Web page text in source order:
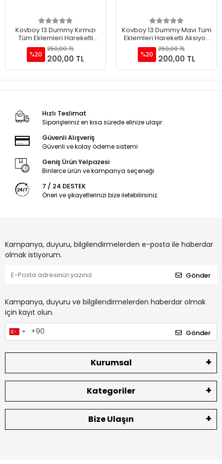
Sepete Ekle
Kovboy 13 Dummy Kırmızı
Tüm Eklemleri Hareketli
Aksiyon Figürü Oyuncak
%20
250,00 TL
200,00 TL
Sepete Ekle
Kovboy 13 Dummy Mavi Tüm
Eklemleri Hareketli Aksiyon
Figürü Oyuncak
%20
250,00 TL
200,00 TL
Hızlı Teslimat
Siparişleriniz en kısa sürede elinize ulaşır.
Güvenli Alışveriş
Güvenli ve kolay ödeme sistemi
Geniş Ürün Yelpazesi
Binlerce ürün ve kampanya seçeneği
7 / 24 DESTEK
Öneri ve şikayetlerinizi bize iletebilirsiniz.
Kampanya, duyuru, bilgilendirmelerden e-posta ile haberdar
olmak istiyorum.
Gönder
Kampanya, duyuru ve bilgilendirmelerden haberdar olmak
için kayıt olun.
Gönder
Kurumsal
Kategoriler
Bize Ulaşın